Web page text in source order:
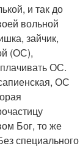
и так до
вольной
зайчик,
(ОС),
ОС.
ОС
Бог, то же
специального